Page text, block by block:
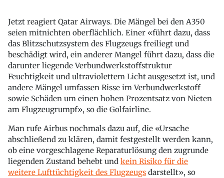
Jetzt reagiert Qatar Airways. Die Mängel bei den A350
seien mitnichten oberflächlich. Einer «führt dazu, dass
das Blitzschutzsystem des Flugzeugs freiliegt und
beschädigt wird, ein anderer Mangel führt dazu, dass die
darunter liegende Verbundwerkstoffstruktur
Feuchtigkeit und ultraviolettem Licht ausgesetzt ist, und
andere Mängel umfassen Risse im Verbundwerkstoff
sowie Schäden um einen hohen Prozentsatz von Nieten
am Flugzeugrumpf», so die Golfairline.
Man rufe Airbus nochmals dazu auf, die «Ursache
abschließend zu klären, damit festgestellt werden kann,
ob eine vorgeschlagene Reparaturlösung den zugrunde
liegenden Zustand behebt und kein Risiko für die
weitere Lufttüchtigkeit des Flugzeugs darstellt», so